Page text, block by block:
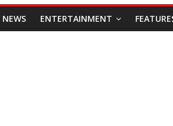
NEWS ENTERTAINMENT